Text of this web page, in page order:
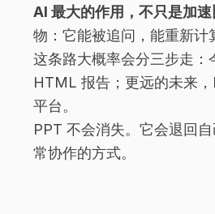
AI 最大的作用，不只是加速
物：它能被追问，能重新计
这条路大概率会分三步走
HTML 报告；更远的未来
平台。
PPT 不会消失。它会退回
常协作的方式。